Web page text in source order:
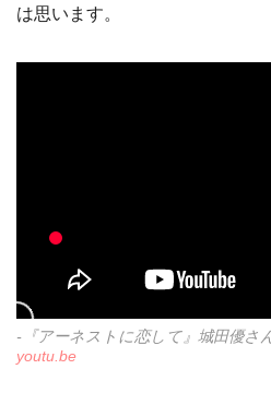
は思います。
-『アーネストに恋して』城田優さ
youtu.be